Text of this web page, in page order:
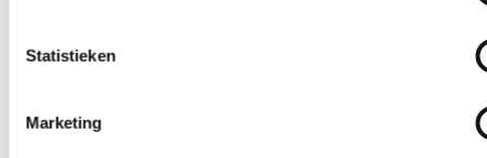
Statistieken
Marketing